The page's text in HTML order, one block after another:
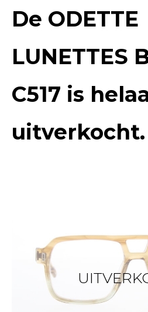
De ODETTE
LUNETTES
C517 is
uitverkocht.